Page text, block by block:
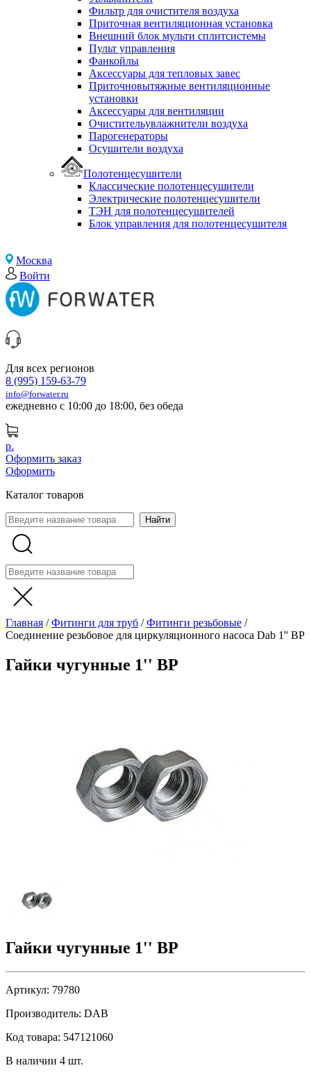
Фильтр для очистителя воздуха
Приточная вентиляционная установка
Внешний блок мульти сплитсистемы
Пульт управления
Фанкойлы
Аксессуары для тепловых завес
Приточновытяжные вентиляционные
установки
Аксессуары для вентиляции
Очистительувлажнители воздуха
Парогенераторы
Осушители воздуха
Полотенцесушители
Классические полотенцесушители
Электрические полотенцесушители
ТЭН для полотенцесушителей
Блок управления для полотенцесушителя
Москва
Войти
Для всех регионов
8 (995) 159-63-79
info@forwater.ru
ежедневно с 10:00 до 18:00, без обеда
р.
Оформить заказ
Оформить
Каталог товаров
Главная /Фитинги для труб /Фитинги резьбовые /
Соединение резьбовое для циркуляционного насоса Dab 1'' ВР
Гайки чугунные 1'' ВР
Гайки чугунные 1'' ВР
Артикул: 79780
Производитель: DAB
Код товара: 547121060
В наличии 4 шт.